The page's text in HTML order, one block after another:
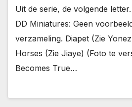
Uit de serie, de volgende
DD Miniatures: Geen
verzameling. Diapet (Zie
Horses (Zie Jiaye) (Foto te
Becomes True…